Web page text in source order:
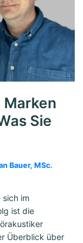
Sie
Bauer, MSc.
sich im
ist die
Überblick über